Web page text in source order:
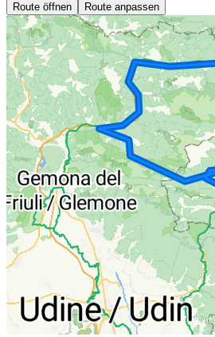
Route öffnen Route anpassen